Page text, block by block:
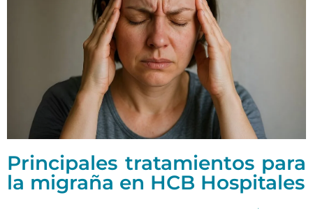
Principales tratamientos para
la migraña en HCB Hospitales